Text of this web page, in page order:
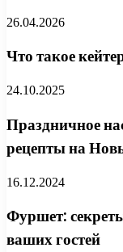
26.04.2026
Что такое
24.10.2025
Праздничное
рецепты на
16.12.2024
Фуршет:
ваших гостей